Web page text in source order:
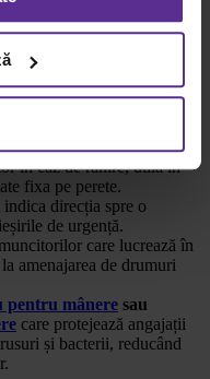
să revizuiți politica
spațiilor de lucru,
săli de clasă.
a proteja spațiile
materialele necesare
în caz de rănire, utilă în
fixa pe perete.
indica direcția spre o
de urgență.
care lucrează în
amenajarea de drumuri
pentru mânere sau
care protejează angajații
și bacterii, reducând